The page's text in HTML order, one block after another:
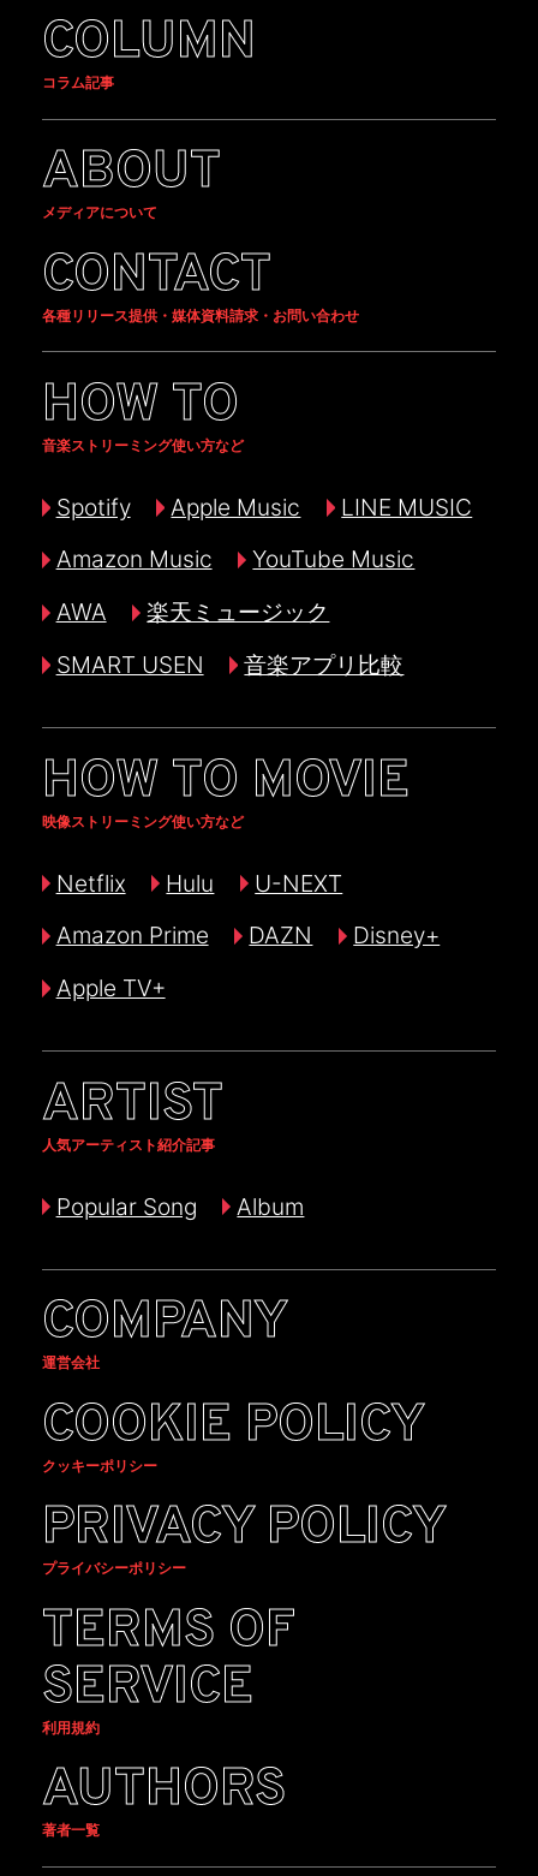
COLUMN
コラム記事
ABOUT
メディアについて
CONTACT
各種リリース提供・媒体資料請求・お問い合わせ
HOW TO
音楽ストリーミング使い方など
Spotify Apple Music
LINE MUSIC
Amazon Music
YouTube Music
AWA
楽天ミュージック
SMART USEN
音楽アプリ比較
HOW TO MOVIE
映像ストリーミング使い方など
Netflix Hulu
U-NEXT
Amazon Prime
DAZN
Disney+
Apple TV+
ARTIST
人気アーティスト紹介記事
Popular Song Album
COMPANY
運営会社
COOKIE POLICY
クッキーポリシー
PRIVACY POLICY
プライバシーポリシー
TERMS OF
SERVICE
利用規約
AUTHORS
著者一覧